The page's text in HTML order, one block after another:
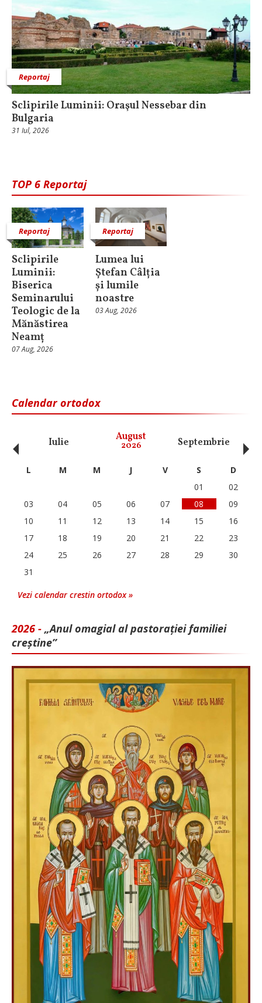
Reportaj
Sclipirile Luminii: Oraşul Nessebar din
Bulgaria
31 Iul, 2026
TOP 6 Reportaj
Reportaj
Sclipirile
Luminii:
Biserica
Seminarului
Teologic de la
Mănăstirea
Neamț
07 Aug, 2026
Reportaj
Lumea lui
Ștefan Câlția
și lumile
noastre
03 Aug, 2026
Calendar ortodox
Iulie August
2026 Septembrie
‹ L M M J V S
D
01
02
03
04 05 06 07 08
09
10
11 12 13 14 15
16
17
18 19 20 21 22
23
24
25 26 27 28 29
30
31
Vezi calendar crestin ortodox »
2026 - „Anul omagial al pastorației familiei
creștine”